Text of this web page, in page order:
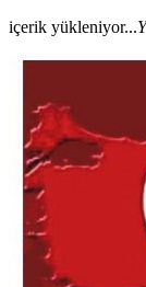
içerik yükleniyor...